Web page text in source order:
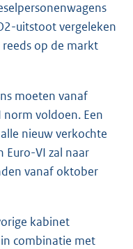
uitstoot vergeleken
reeds op de markt
moeten vanaf
norm voldoen. Een
nieuw verkochte
Euro-VI zal naar
vanaf oktober
kabinet
combinatie met